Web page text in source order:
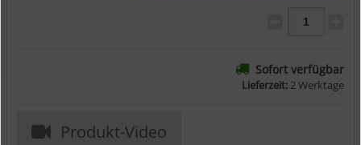
Sofort verfügbar
Lieferzeit: 2 Werktage
Produkt-Video